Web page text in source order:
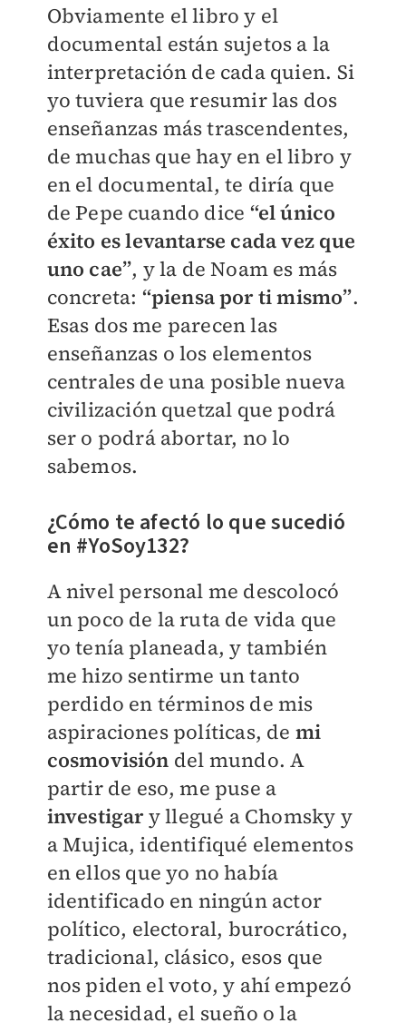
Obviamente el libro y el
documental están sujetos a la
interpretación de cada quien. Si
yo tuviera que resumir las dos
enseñanzas más trascendentes,
de muchas que hay en el libro y
en el documental, te diría que
de Pepe cuando dice “el único
éxito es levantarse cada vez que
uno cae”, y la de Noam es más
concreta: “piensa por ti mismo”.
Esas dos me parecen las
enseñanzas o los elementos
centrales de una posible nueva
civilización quetzal que podrá
ser o podrá abortar, no lo
sabemos.
¿Cómo te afectó lo que sucedió
en #YoSoy132?
A nivel personal me descolocó
un poco de la ruta de vida que
yo tenía planeada, y también
me hizo sentirme un tanto
perdido en términos de mis
aspiraciones políticas, de mi
cosmovisión del mundo. A
partir de eso, me puse a
investigary llegué a Chomsky y
a Mujica, identifiqué elementos
en ellos que yo no había
identificado en ningún actor
político, electoral, burocrático,
tradicional, clásico, esos que
nos piden el voto, y ahí empezó
la necesidad, el sueño o la